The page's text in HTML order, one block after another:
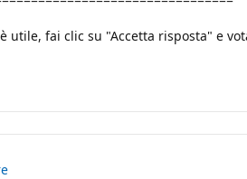
utile, fai clic su "Accetta risposta" e